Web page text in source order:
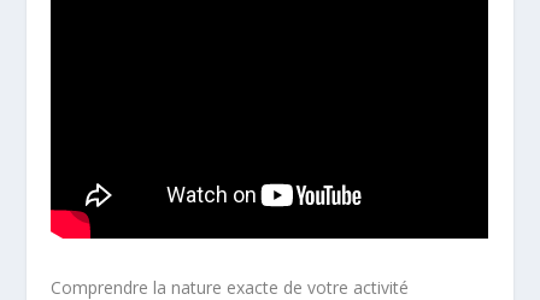
Comprendre la nature exacte de votre activité